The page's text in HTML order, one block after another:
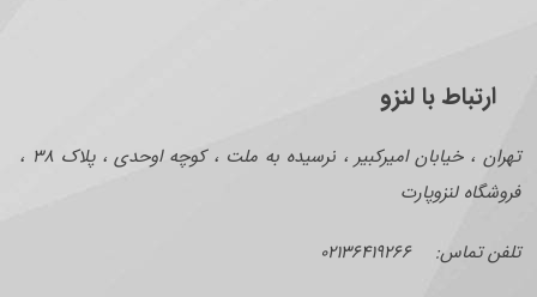
ارتباط با لنزو
تهران ، خیابان امیرکبیر ، نرسیده به ملت ، کوچه اوحدی ، پلاک ۳۸ ،
فروشگاه لنزوپارت
تلفن تماس: ۰۲۱۳۶۴۱۹۲۶۶